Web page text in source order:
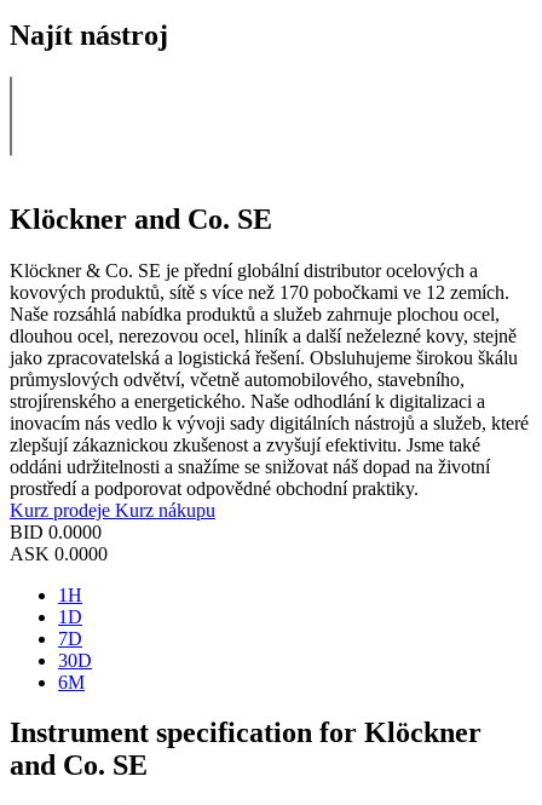
Najít nástroj
Klöckner and Co. SE
Klöckner & Co. SE je přední globální distributor ocelových a
kovových produktů, sítě s více než 170 pobočkami ve 12 zemích.
Naše rozsáhlá nabídka produktů a služeb zahrnuje plochou ocel,
dlouhou ocel, nerezovou ocel, hliník a další neželezné kovy, stejně
jako zpracovatelská a logistická řešení. Obsluhujeme širokou škálu
průmyslových odvětví, včetně automobilového, stavebního,
strojírenského a energetického. Naše odhodlání k digitalizaci a
inovacím nás vedlo k vývoji sady digitálních nástrojů a služeb, které
zlepšují zákaznickou zkušenost a zvyšují efektivitu. Jsme také
oddáni udržitelnosti a snažíme se snižovat náš dopad na životní
prostředí a podporovat odpovědné obchodní praktiky.
Kurz prodeje Kurz nákupu
BID 0.0000
ASK 0.0000
1H
1D
7D
30D
6M
Instrument specification for Klöckner
and Co. SE